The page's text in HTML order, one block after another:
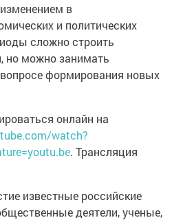
в
и политических
сложно строить
но можно занимать
формирования новых
онлайн на
watch?
. Трансляция
известные российские
деятели, ученые,